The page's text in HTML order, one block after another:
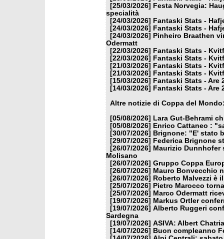
[25/03/2026]
Festa Norvegia:
specialità
[24/03/2026]
Fantaski Stats -
[24/03/2026]
Fantaski Stats -
[24/03/2026]
Pinheiro Braathen
Odermatt
[22/03/2026]
Fantaski Stats -
[22/03/2026]
Fantaski Stats -
[21/03/2026]
Fantaski Stats -
[21/03/2026]
Fantaski Stats -
[15/03/2026]
Fantaski Stats - Are
[14/03/2026]
Fantaski Stats - Are
Altre notizie di Coppa del
[05/08/2026]
Lara Gut-Behrami
[05/08/2026]
Enrico Cattaneo :
[30/07/2026]
Brignone: "E' stato
[29/07/2026]
Federica Brignone
[26/07/2026] Maurizio Dunnhofer
Molisano
[26/07/2026] Gruppo Coppa
[26/07/2026] Mauro Bonvecchio
[26/07/2026]
Roberto Malvezzi è
[25/07/2026]
Pietro Marocco
[25/07/2026] Marco Odermatt
[19/07/2026] Markus Ortler
[19/07/2026] Alberto Ruggeri
Sardegna
[19/07/2026] ASIVA: Albert
[14/07/2026]
Buon compleanno